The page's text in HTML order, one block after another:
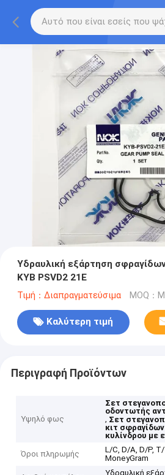
Υδραυλική εξάρτηση
KYB PSVD2 21E
Τιμή：Διαπραγματεύσιμα MOQ：
Καλύτερη τιμή
Περιγραφή Προϊόντων
Υψηλό φως
Σετ
οδοντωτής
, Σετ
κιτ
κυλίνδρου με
Όροι πληρωμής
L/C, D/A, D/P,
MoneyGram
Υδραυλική